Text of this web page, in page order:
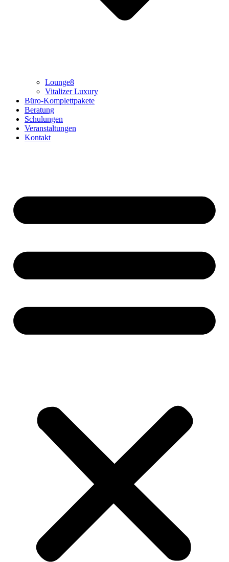
Lounge8
Vitalizer Luxury
Büro-Komplettpakete
Beratung
Schulungen
Veranstaltungen
Kontakt